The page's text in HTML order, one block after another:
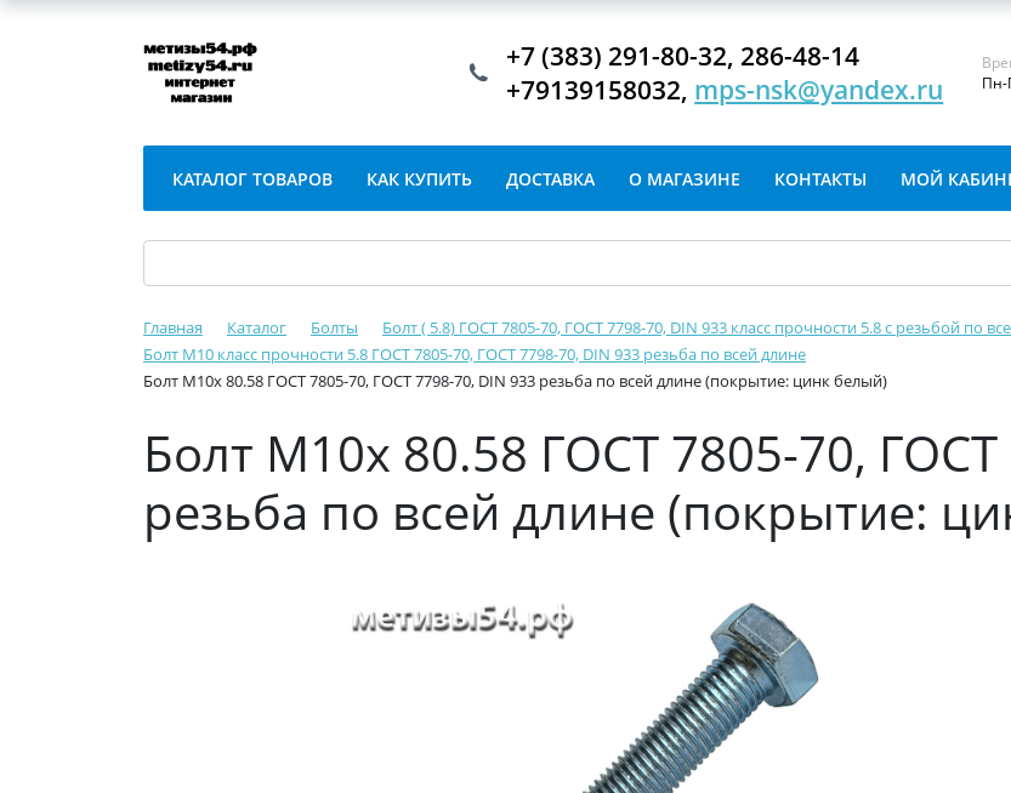
+7 (383) 291-80-32, 286-48-14
+79139158032, mps-nsk@yandex.ru
Пн-
КАТАЛОГ ТОВАРОВ КАК КУПИТЬ ДОСТАВКА О МАГАЗИНЕ КОНТАКТЫ МОЙ
Главная Каталог Болты
Болт ( 5.8) ГОСТ 7805-70, ГОСТ 7798-70, DIN 933 класс прочности 5.8 с резьбой по
Болт М10 класс прочности 5.8 ГОСТ 7805-70, ГОСТ 7798-70, DIN 933 резьба по всей длине
Болт М10х 80.58 ГОСТ 7805-70, ГОСТ 7798-70, DIN 933 резьба по всей длине (покрытие: цинк белый)
Болт М10х 80.58 ГОСТ 7805-70, ГОСТ
резьба по всей длине (покрытие: